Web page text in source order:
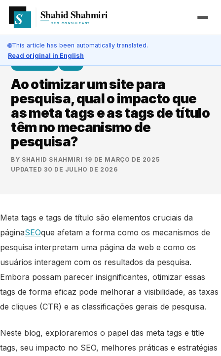
🌐This article has been automatically translated.
Read original in English
MARKETING SEO
Ao otimizar um site para
pesquisa, qual o impacto que
as meta tags e as tags de título
têm no mecanismo de
pesquisa?
BY SHAHID SHAHMIRI 19 DE MARÇO DE 2025
UPDATED30 DE JULHO DE 2026
Meta tags e tags de título são elementos cruciais da
páginaSEOque afetam a forma como os mecanismos de
pesquisa interpretam uma página da web e como os
usuários interagem com os resultados da pesquisa.
Embora possam parecer insignificantes, otimizar essas
tags de forma eficaz pode melhorar a visibilidade, as taxas
de cliques (CTR) e as classificações gerais de pesquisa.
Neste blog, exploraremos o papel das meta tags e title
tags, seu impacto no SEO, melhores práticas e estratégias